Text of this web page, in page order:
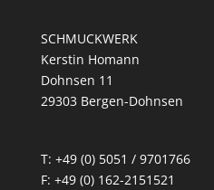
SCHMUCKWERK
Kerstin Homann
Dohnsen 11
29303 Bergen-Dohnsen
T: +49 (0) 5051 / 9701766
F: +49 (0) 162-2151521